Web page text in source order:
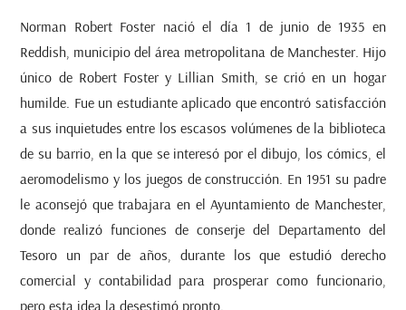
Norman Robert Foster nació el día 1 de junio de 1935 en
Reddish, municipio del área metropolitana de Manchester. Hijo
único de Robert Foster y Lillian Smith, se crió en un hogar
humilde. Fue un estudiante aplicado que encontró satisfacción
a sus inquietudes entre los escasos volúmenes de la biblioteca
de su barrio, en la que se interesó por el dibujo, los cómics, el
aeromodelismo y los juegos de construcción. En 1951 su padre
le aconsejó que trabajara en el Ayuntamiento de Manchester,
donde realizó funciones de conserje del Departamento del
Tesoro un par de años, durante los que estudió derecho
comercial y contabilidad para prosperar como funcionario,
pero esta idea la desestimó pronto.